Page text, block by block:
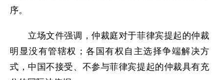
序。
立场文件强调，仲裁庭对于菲律宾提起的仲裁
明显没有管辖权；各国有权自主选择争端解决方
式，中国不接受、不参与菲律宾提起的仲裁具有充